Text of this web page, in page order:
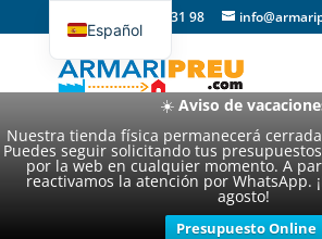
☀️ Aviso de
Nuestra tienda física permanecerá
Puedes seguir solicitando tus
por la web en cualquier momento. A
reactivamos la atención por WhatsApp.
agosto!
Presupuesto Online
93 357 31 98
Español
Català